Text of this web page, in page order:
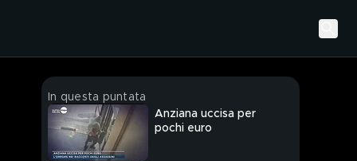
In questa puntata
Anziana uccisa per
pochi euro